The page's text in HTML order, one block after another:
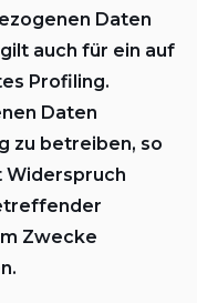
Daten
auch für ein auf
Profiling.
Daten
zu betreiben, so
Widerspruch
Zwecke